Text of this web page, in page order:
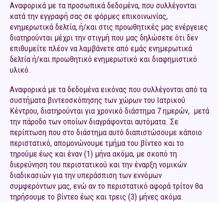
Αναφορικά με τα προσωπικά δεδομένα, που συλλέγονται
κατά την εγγραφή σας σε φόρμες επικοινωνίας,
ενημερωτικά δελτία, ή/και στις προωθητικές μας ενέργειες
διατηρούνται μέχρι την στιγμή που μας δηλώσετε ότι δεν
επιθυμείτε πλέον να λαμβάνετε από εμάς ενημερωτικά
δελτία ή/και προωθητικό ενημερωτικό και διαφημιστικό
υλικό.
Αναφορικά με τα δεδομένα εικόνας που συλλέγονται από τα
συστήματα βιντεοσκόπησης των χώρων του Ιατρικού
Κέντρου, διατηρούνται για χρονικό διάστημα 7 ημερών, μετά
την πάροδο των οποίων διαγράφονται αυτόματα. Σε
περίπτωση που στο διάστημα αυτό διαπιστώσουμε κάποιο
περιστατικό, απομονώνουμε τμήμα του βίντεο και το
τηρούμε έως και έναν (1) μήνα ακόμα, με σκοπό τη
διερεύνηση του περιστατικού και την έναρξη νομικών
διαδικασιών για την υπεράσπιση των εννόμων
συμφερόντων μας, ενώ αν το περιστατικό αφορά τρίτον θα
τηρήσουμε το βίντεο έως και τρεις (3) μήνες ακόμα.